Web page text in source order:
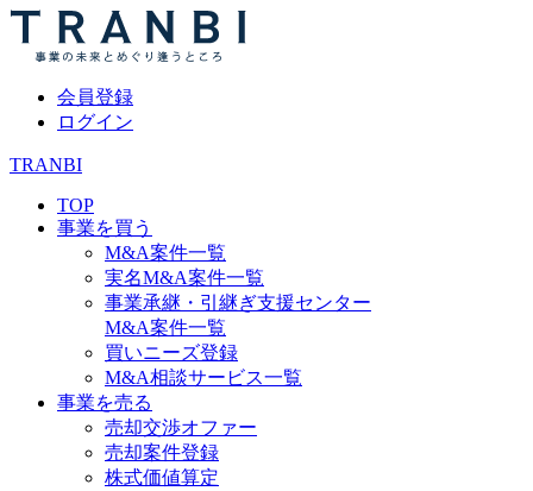
会員登録
ログイン
TRANBI
TOP
事業を買う
M&A案件一覧
実名M&A案件一覧
事業承継・引継ぎ支援センター
M&A案件一覧
買いニーズ登録
M&A相談サービス一覧
事業を売る
売却交渉オファー
売却案件登録
株式価値算定